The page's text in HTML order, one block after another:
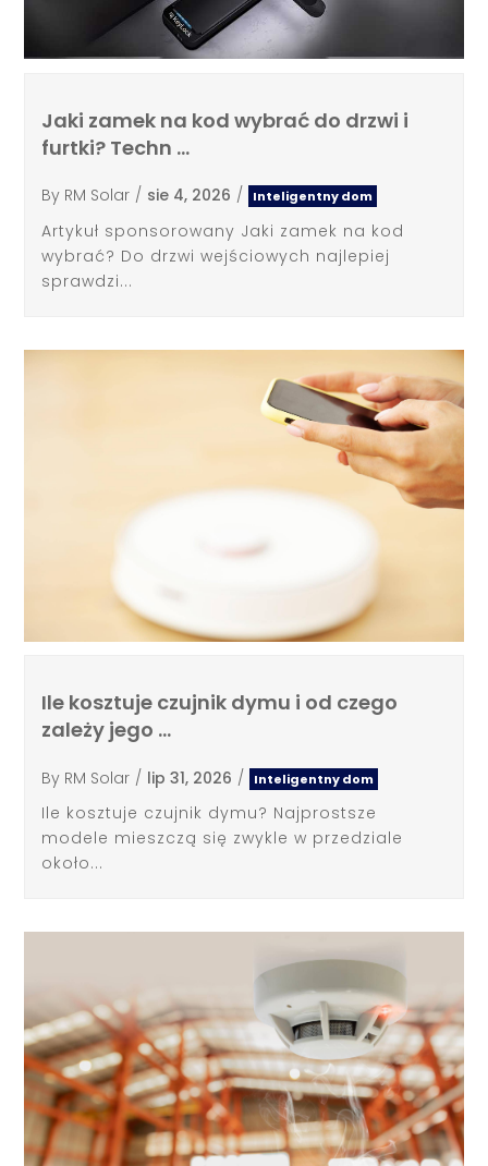
Jaki zamek na kod wybrać do drzwi i
furtki? Techn …
By RM Solar / sie 4, 2026 / Inteligentny dom
Artykuł sponsorowany Jaki zamek na kod
wybrać? Do drzwi wejściowych najlepiej
sprawdzi...
Ile kosztuje czujnik dymu i od czego
zależy jego …
By RM Solar / lip 31, 2026 / Inteligentny dom
Ile kosztuje czujnik dymu? Najprostsze
modele mieszczą się zwykle w przedziale
około...